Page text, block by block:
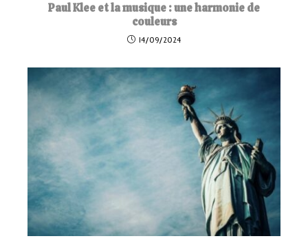
Paul Klee et la musique : une harmonie de
couleurs
14/09/2024